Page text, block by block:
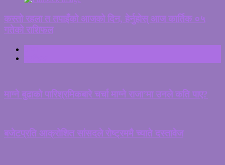
कस्तो रहला त तपाइँको आजको दिन, हेर्नुहोस् आज कार्तिक ०५
गतेको राशिफल
माग्ने बुढाको पारिश्रमिकबारे चर्चा माग्ने राजा’मा उनले कति पाए?
बजेटप्रति आक्रोशित सांसदले रोष्ट्रममै च्याते दस्तावेज